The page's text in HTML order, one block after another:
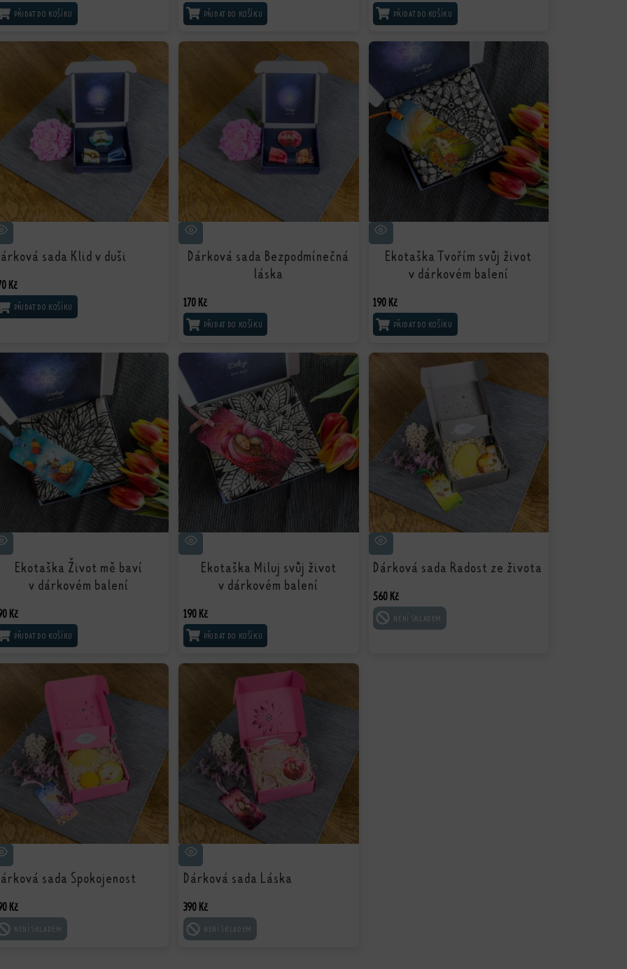
PŘIDAT DO KOŠÍKU PŘIDAT DO KOŠÍKU PŘIDAT DO KOŠÍKU
sada Klid v duši
Kč
PŘIDAT DO KOŠÍKU
Dárková sada Bezpodmínečná
láska
170 Kč
PŘIDAT DO KOŠÍKU
Ekotaška Tvořím svůj život
v dárkovém balení
190 Kč
PŘIDAT DO KOŠÍKU
Ekotaška Život mě baví
v dárkovém balení
Kč
PŘIDAT DO KOŠÍKU
Ekotaška Miluj svůj život
v dárkovém balení
190 Kč
PŘIDAT DO KOŠÍKU
Dárková sada Radost ze života
560 Kč
ČTĚTE VÍCE
sada Spokojenost
Kč
ČTĚTE VÍCE
Dárková sada Láska
390 Kč
ČTĚTE VÍCE